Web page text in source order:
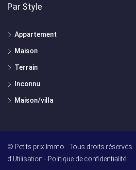
Par Style
Appartement
Maison
Terrain
Inconnu
Maison/villa
© Petits prix Immo - Tous droits réservés -
d'Utilisation - Politique de confidentialité